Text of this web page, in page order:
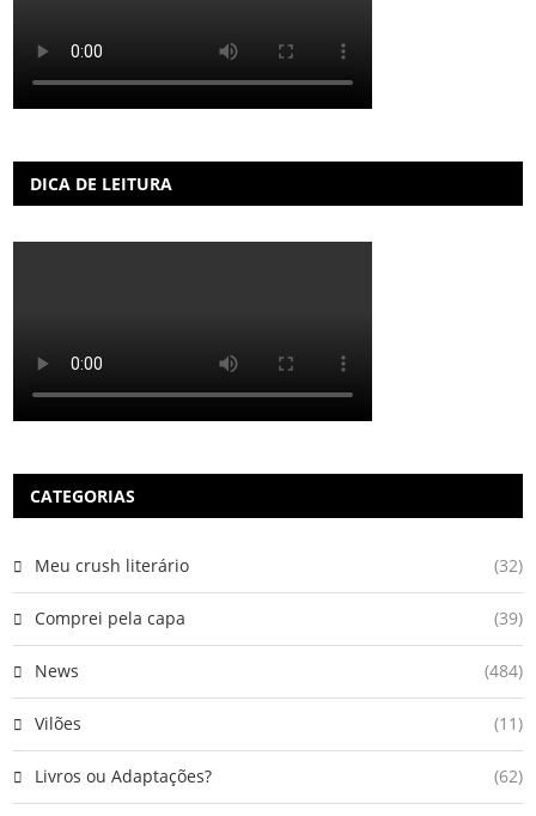
DICA DE LEITURA
CATEGORIAS
Meu crush literário (32)
Comprei pela capa (39)
News (484)
Vilões (11)
Livros ou Adaptações? (62)